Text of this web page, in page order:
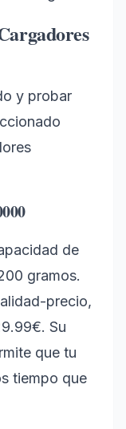
y probar
de
gramos.
precio,
Su
que tu
tiempo que